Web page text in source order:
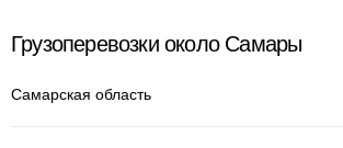
Грузоперевозки около Самары
Самарская область